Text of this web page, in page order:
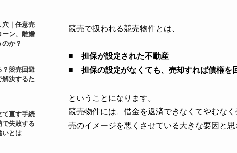
競売で扱われる競売物件とは、
■ 担保が設定された不動産
■ 担保の設定がなくても、売却すれば債権を
ということになります。
競売物件には、借金を返済できなくてやむな
売のイメージを悪くさせている大きな要因と思
穴｜任意売
ーン、離婚
か？
？競売回避
解決するた
て直す手続
で失敗する
いとは